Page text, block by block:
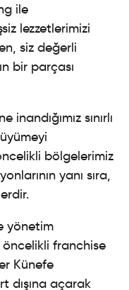
ile
lezzetlerimizi
siz değerli
bir parçası
sınırlı
bölgelerimiz
yanı sıra,
yönetim
öncelikli franchise
Künefe
dışına açarak